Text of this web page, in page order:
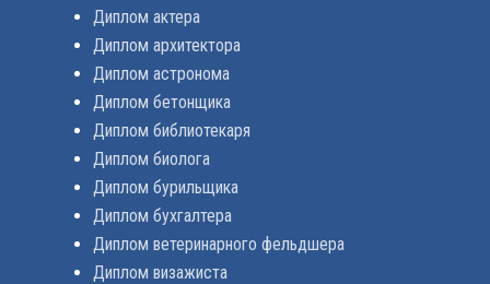
Диплом актера
Диплом архитектора
Диплом астронома
Диплом бетонщика
Диплом библиотекаря
Диплом биолога
Диплом бурильщика
Диплом бухгалтера
Диплом ветеринарного фельдшера
Диплом визажиста